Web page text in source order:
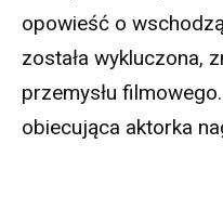
opowieść o
została wykluczona,
przemysłu
obiecująca aktorka